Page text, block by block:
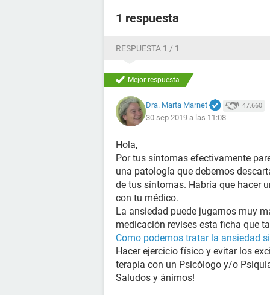
acelera el corazon y eso me da
Ahora tengo un imsomnio fuera de
me pone peor y no me deja dormir!
me da ansiedad con el efecto
vez que me duermo a duras penas
vuelvo a dormir con dificultad eso
ansiedad o lo que tenga!
Ahora paso con el corazon mas
calmar la ansiedad y de verdad hay
tengo ansiedad! Pero como hay
peor y siempre que siento un
ponen mucho peor y me desesperan
Ultimamente no he dormido nada ,
tapada que se me tapa y la
a tapar todo eso me preocupa!
Y si la ARRITMIA SINUSAL que me
antemano jose luis! Quien pueda
1 respuesta
RESPUESTA 1 / 1
Mejor respuesta
Dra. Marta Marnet 47.660
30 sep 2019 a las 11:08
Hola,
Por tus síntomas efectivamente
una patología que debemos
de tus síntomas. Habría que hacer
con tu médico.
La ansiedad puede jugarnos muy
medicación revises esta ficha que
Como podemos tratar la ansiedad
Hacer ejercicio físico y evitar los
terapia con un Psicólogo y/o
Saludos y ánimos!